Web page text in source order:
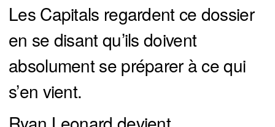
Les Capitals regardent ce dossier
en se disant qu’ils doivent
absolument se préparer à ce qui
s’en vient.